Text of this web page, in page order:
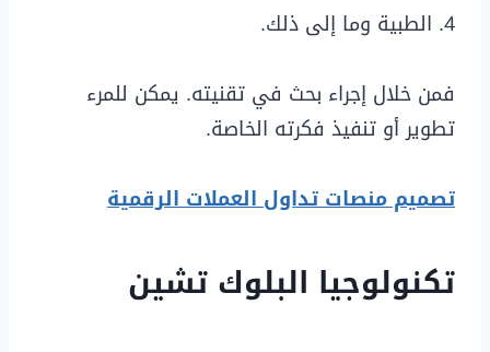
4. الطبية وما إلى ذلك.
فمن خلال إجراء بحث في تقنيته. يمكن للمرء
تطوير أو تنفيذ فكرته الخاصة.
تصميم منصات تداول العملات الرقمية
تكنولوجيا البلوك تشين